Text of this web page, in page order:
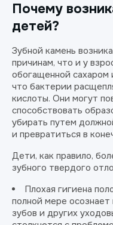
Почему
детей?
Зубной камень
причинам, что и у
обогащенной сахаром
что бактерии
кислоты. Они могут
способствовать
убирать путем
и превратиться в
Дети, как правило,
зубного твердого
Плохая гигиена
полной мере осознает
зубов и других